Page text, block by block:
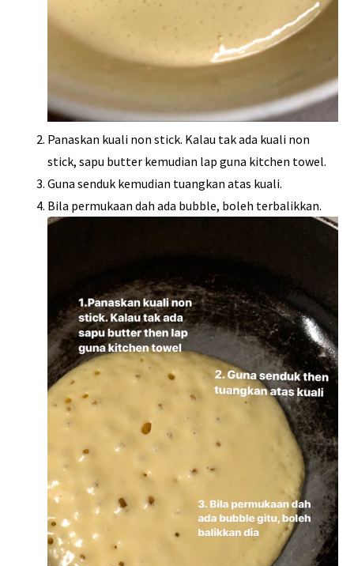
Panaskan kuali non stick. Kalau tak ada kuali non
stick, sapu butter kemudian lap guna kitchen towel.
Guna senduk kemudian tuangkan atas kuali.
Bila permukaan dah ada bubble, boleh terbalikkan.